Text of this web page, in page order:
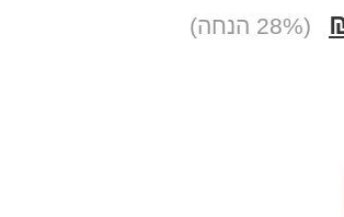
(28% הנחה)